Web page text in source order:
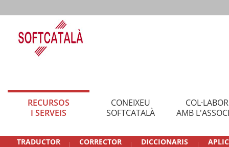
RECURSOS
I SERVEIS
CONEIXEU
SOFTCATALÀ
AMB
TRADUCTOR CORRECTOR DICCIONARIS